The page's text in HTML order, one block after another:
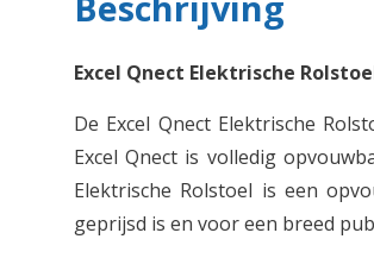
Excel Qnect Elektrische
De Excel Qnect Elektrische
Excel Qnect is volledig
Elektrische Rolstoel is een
geprijsd is en voor een breed